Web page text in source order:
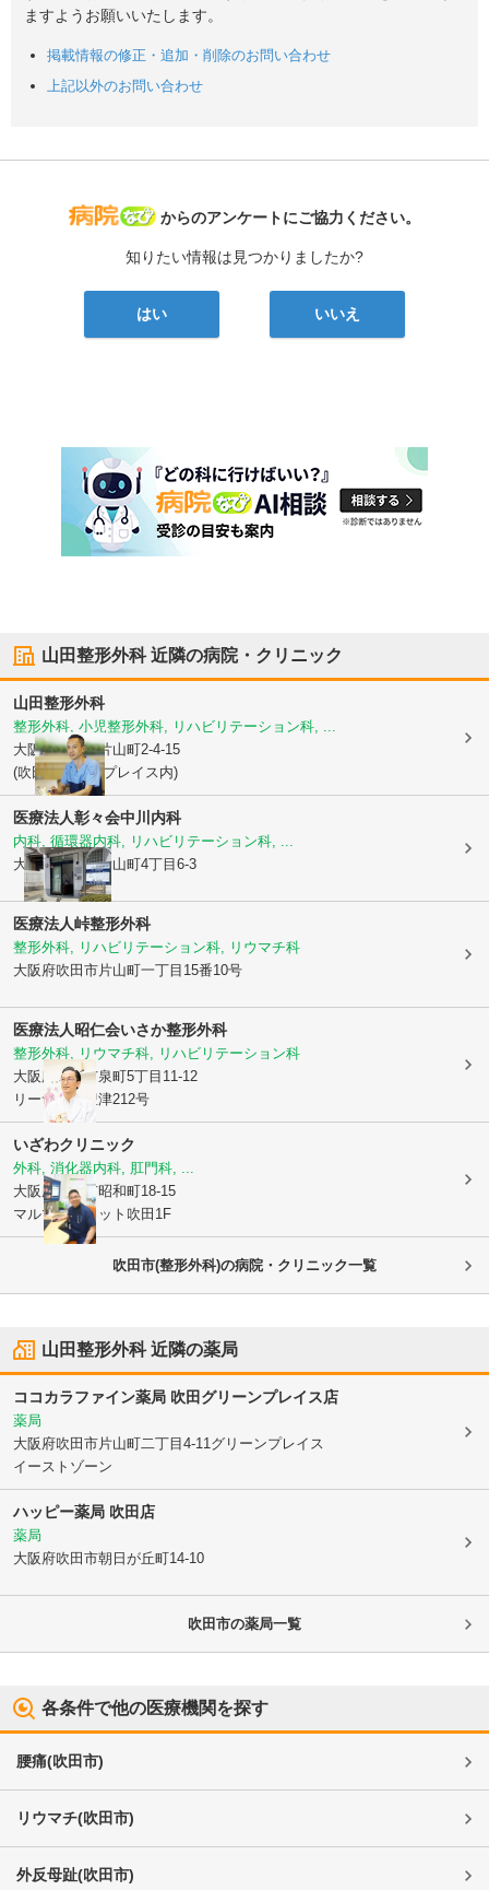
ますようお願いいたします。
掲載情報の修正・追加・削除のお問い合わせ
上記以外のお問い合わせ
病院なび
からのアンケートにご協力ください。
知りたい情報は見つかりましたか?
はい いいえ
山田整形外科近隣の病院・クリニック
山田整形外科
整形外科, 小児整形外科, リハビリテーション科, ...
大阪府吹田市片山町2-4-15
(吹田グリーンプレイス内)
医療法人彰々会中川内科
内科, 循環器内科, リハビリテーション科, ...
大阪府吹田市片山町4丁目6-3
医療法人峠整形外科
整形外科, リハビリテーション科, リウマチ科
大阪府吹田市片山町一丁目15番10号
医療法人昭仁会いさか整形外科
整形外科, リウマチ科, リハビリテーション科
大阪府吹田市泉町5丁目11-12
リーサイド豊津212号
いざわクリニック
外科, 消化器内科, 肛門科, ...
大阪府吹田市昭和町18-15
マルマンフラット吹田1F
吹田市(整形外科)の病院・クリニック一覧
山田整形外科近隣の薬局
ココカラファイン薬局 吹田グリーンプレイス店
薬局
大阪府吹田市片山町二丁目4-11グリーンプレイス
イーストゾーン
ハッピー薬局 吹田店
薬局
大阪府吹田市朝日が丘町14-10
吹田市の薬局一覧
各条件で他の医療機関を探す
腰痛(吹田市)
リウマチ(吹田市)
外反母趾(吹田市)